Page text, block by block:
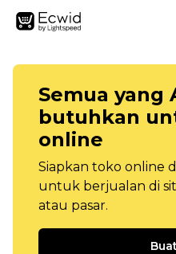
Semua yang
butuhkan
online
Siapkan toko online
untuk berjualan di
atau pasar.